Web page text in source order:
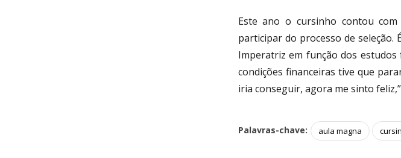
Este ano o cursinho contou
participar do processo de seleção.
Imperatriz em função dos
condições financeiras tive que
iria conseguir, agora me sinto
Palavras-chave: aula magna